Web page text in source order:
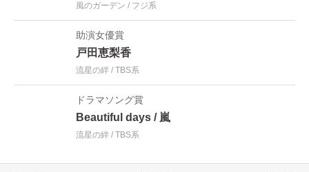
風のガーデン フジ系
助演女優賞
戸田恵梨香
流星の絆 TBS系
ドラマソング賞
Beautiful days 嵐
流星の絆 TBS系